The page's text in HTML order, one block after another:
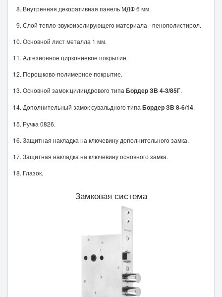
Внутренняя декоративная панель МДФ 6 мм.
Слой тепло-звукоизолирующего материала - пенополистирол.
Основной лист металла 1 мм.
Адгезионное циркониевое покрытие.
Порошково-полимерное покрытие.
Основной замок цилиндрового типа Бордер ЗВ 4-3/85Г.
Дополнительный замок сувальдного типа Бордер ЗВ 8-6/14.
Ручка 0826.
Защитная накладка на ключевину дополнительного замка.
Защитная накладка на ключевину основного замка.
Глазок.
Замковая система